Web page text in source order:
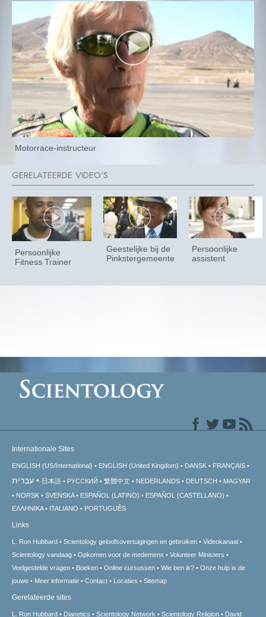
Motorrace-instructeur
Persoonlijke
Fitness Trainer
Geestelijke bij de
Pinkstergemeente
Persoonlijke
assistent
Internationale Sites
ENGLISH (US/International) ENGLISH (United Kingdom) DANSK FRANÇAIS
עברית 日本語 РУССКИЙ 繁體中文 NEDERLANDS DEUTSCH
MAGYAR
NORSK
SVENSKA ESPAÑOL (LATINO)
ESPAÑOL (CASTELLANO)
ΕΛΛΗΝΙΚA
ITALIANO PORTUGUÊS
Links
L. Ron Hubbard Scientology geloofsovertuigingen en gebruiken
Videokanaal
Scientology vandaag
Opkomen voor de medemens
Volunteer Ministers
Veelgestelde vragen
Boeken Online cursussen Wie ben ik?
Onze hulp is de
jouwe
Meer informatie Contact Locaties Sitemap
Gerelateerde sites
L. Ron Hubbard Dianetics Scientology Network Scientology Religion David